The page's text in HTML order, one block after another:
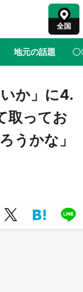
全国
地元の話題 〇
う 物語がはじ
を征服！？ 県
産されてます
】
か」に4.
取ってお
うかな」